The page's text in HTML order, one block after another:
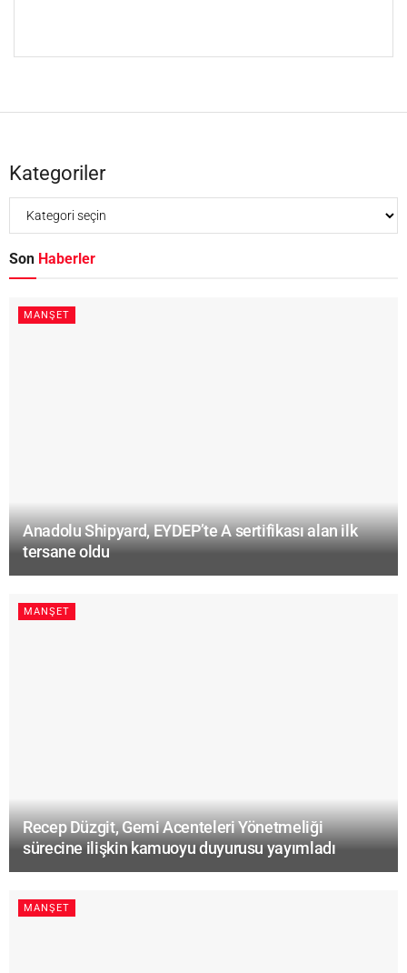
Kategoriler
Son Haberler
MANŞET
Anadolu Shipyard, EYDEP’te A sertifikası alan ilk
tersane oldu
MANŞET
Recep Düzgit, Gemi Acenteleri Yönetmeliği
sürecine ilişkin kamuoyu duyurusu yayımladı
MANŞET